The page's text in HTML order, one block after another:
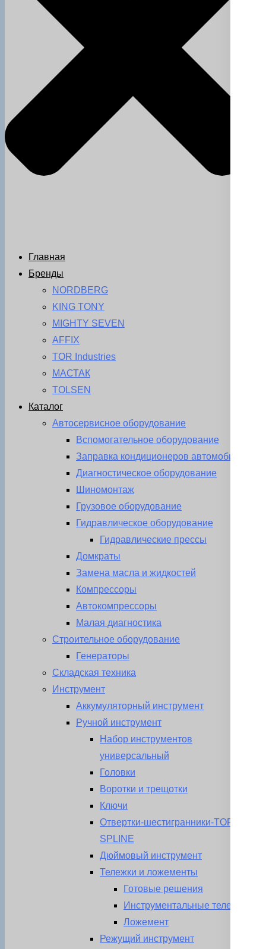
Главная
Бренды
NORDBERG
KING TONY
MIGHTY SEVEN
AFFIX
TOR Industries
МАСТАК
TOLSEN
Каталог
Автосервисное оборудование
Вспомогательное оборудование
Заправка кондиционеров автомобиля
Диагностическое оборудование
Шиномонтаж
Грузовое оборудование
Гидравлическое оборудование
Гидравлические прессы
Домкраты
Замена масла и жидкостей
Компрессоры
Автокомпрессоры
Малая диагностика
Строительное оборудование
Генераторы
Складская техника
Инструмент
Аккумуляторный инструмент
Ручной инструмент
Набор инструментов
универсальный
Головки
Воротки и трещотки
Ключи
Отвертки-шестигранники-TORX-
SPLINE
Дюймовый инструмент
Тележки и ложементы
Готовые решения
Инструментальные тележки
Ложемент
Режущий инструмент